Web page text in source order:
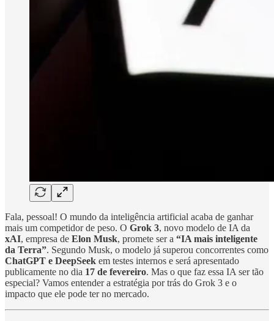
Fala, pessoal! O mundo da inteligência artificial acaba de ganhar
mais um competidor de peso. O Grok 3, novo modelo de IA da
xAI, empresa de Elon Musk, promete ser a “IA mais inteligente
da Terra”. Segundo Musk, o modelo já superou concorrentes como
ChatGPT e DeepSeek em testes internos e será apresentado
publicamente no dia 17 de fevereiro. Mas o que faz essa IA ser tão
especial? Vamos entender a estratégia por trás do Grok 3 e o
impacto que ele pode ter no mercado.